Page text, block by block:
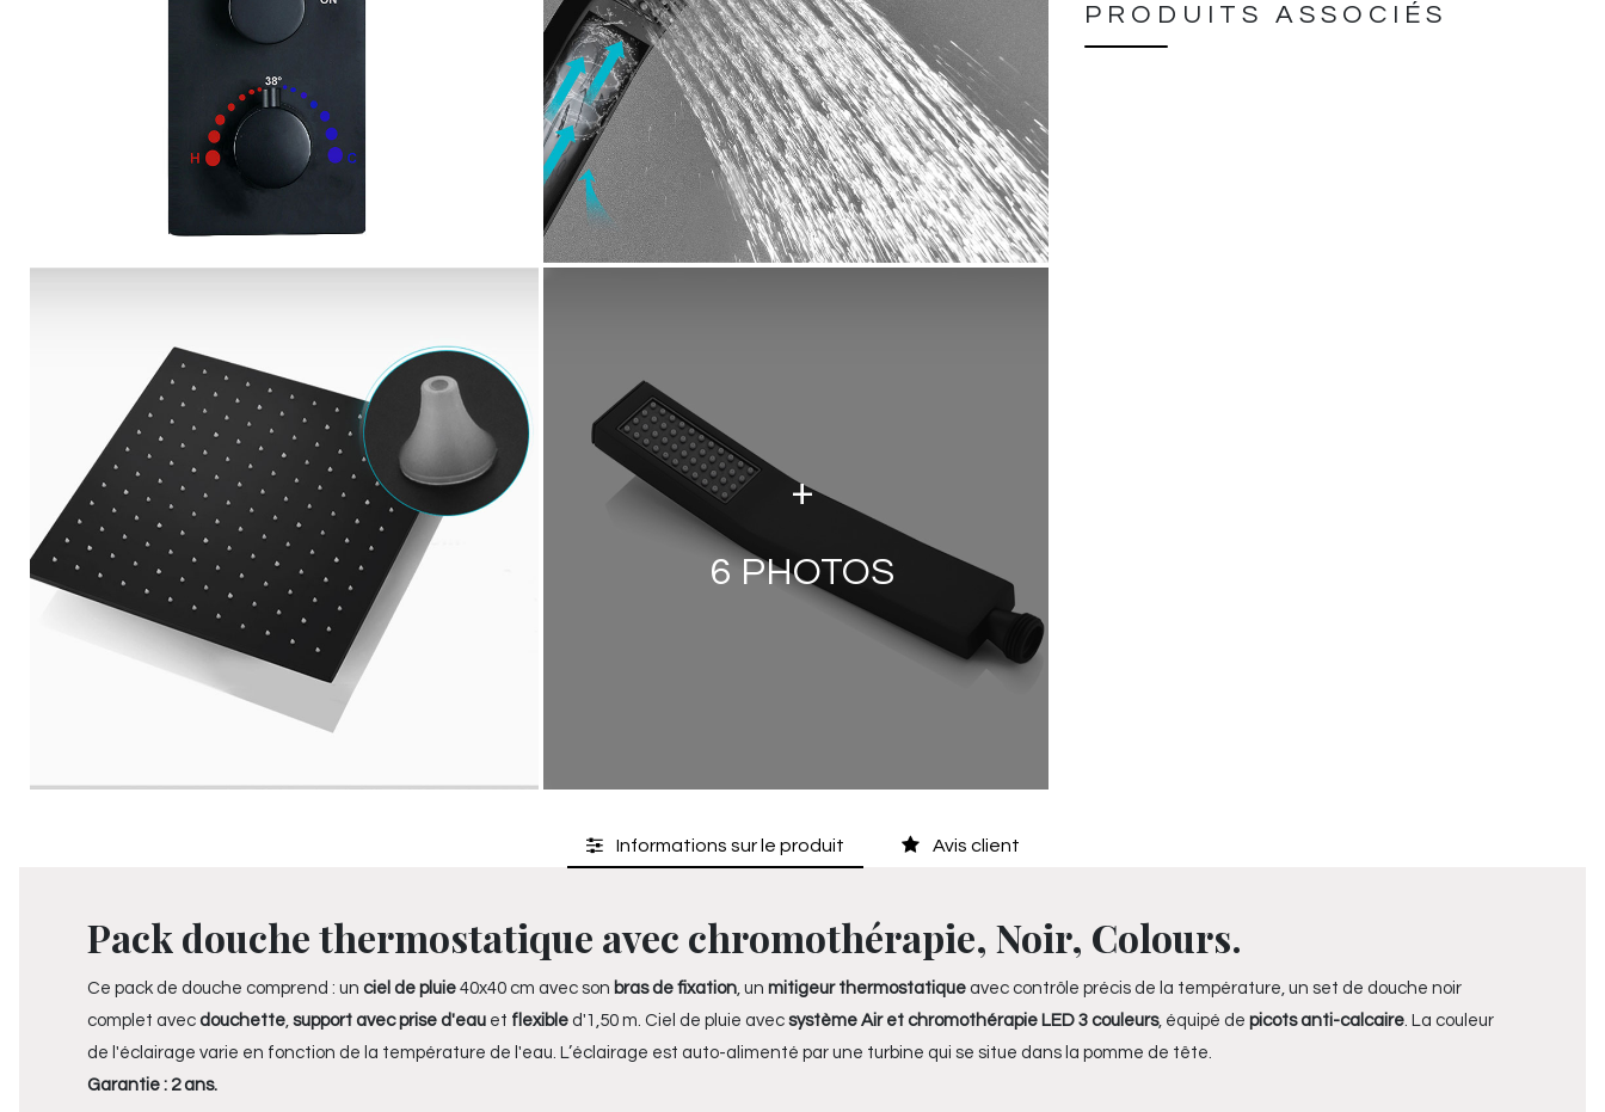
+
6 PHOTOS
PRODUITS ASSOCIÉS
Informations sur le produit Avis client
Pack douche thermostatique avec chromothérapie, Noir, Colours.
Ce pack de douche comprend : un ciel de pluie 40x40 cm avec son bras de fixation , un mitigeur thermostatique avec contrôle précis de la température, un set de douche noir
complet avec douchette support avec prise d'eau et flexible d'1,50 m. Ciel de pluie avec système Air et chromothérapie LED 3 couleurs, équipé de picots anti-calcaire . La couleur
de l'éclairage varie en fonction de la température de l'eau. L’éclairage est auto-alimenté par une turbine qui se situe dans la pomme de tête.
Garantie : 2 ans.